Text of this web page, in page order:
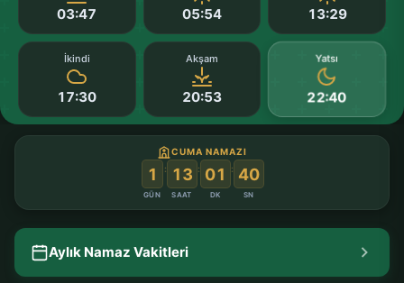
03:47 05:54 13:29
İkindi
17:30
Akşam
20:53
Yatsı
22:40
CUMA NAMAZI
1
GÜN
: 13
SAAT
: 01
DK
: 39
SN
Aylık Namaz Vakitleri